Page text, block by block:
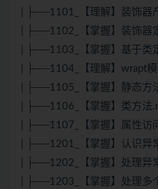
| ├──1101_【理解】装饰器
| ├──1102_【掌握】装饰器
| ├──1103_【掌握】基于类
| ├──1104_【理解】wrapt
| ├──1105_【掌握】静态方
| ├──1106_【掌握】类方法
| ├──1107_【掌握】属性访
| ├──1201_【掌握】认识异
| ├──1202_【掌握】处理异
| ├──1203_【掌握】处理多